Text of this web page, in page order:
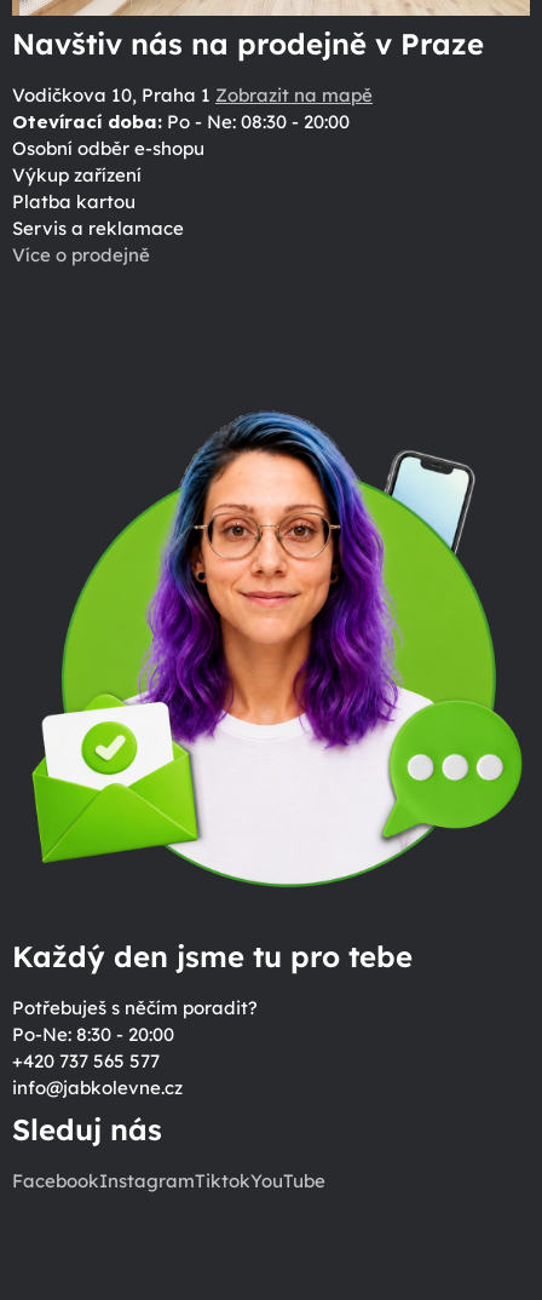
Navštiv nás na prodejně v Praze
Vodičkova 10, Praha 1 Zobrazit na mapě
Otevírací doba: Po - Ne: 08:30 - 20:00
Osobní odběr e-shopu
Výkup zařízení
Platba kartou
Servis a reklamace
Více o prodejně
Každý den jsme tu pro tebe
Potřebuješ s něčím poradit?
Po-Ne: 8:30 - 20:00
+420 737 565 577
info@jabkolevne.cz
Sleduj nás
FacebookInstagramTiktokYouTube